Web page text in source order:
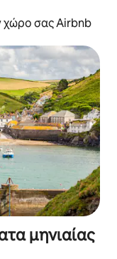
χώρο σας Airbnb
μηνιαίας